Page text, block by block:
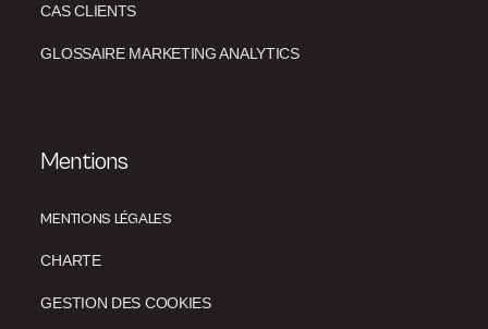
CAS CLIENTS
GLOSSAIRE MARKETING ANALYTICS
Mentions
MENTIONS LÉGALES
CHARTE
GESTION DES COOKIES